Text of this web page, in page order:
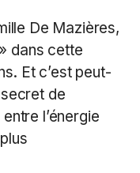
De Mazières,
dans cette
Et c’est peut-
de
l’énergie